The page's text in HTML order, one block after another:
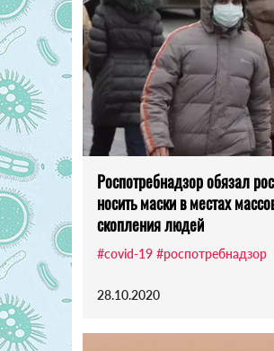
Роспотребнадзор обязал
носить маски в местах
скопления людей
#covid-19 #роспотребнадзор
28.10.2020